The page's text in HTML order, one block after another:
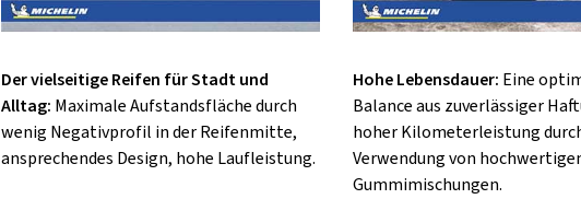
Der vielseitige Reifen für Stadt und
Alltag: Maximale Aufstandsfläche durch
wenig Negativprofil in der Reifenmitte,
ansprechendes Design, hohe Laufleistung.
Hohe Lebensdauer: Eine
Balance aus zuverlässiger
hoher Kilometerleistung
Verwendung von
Gummimischungen.